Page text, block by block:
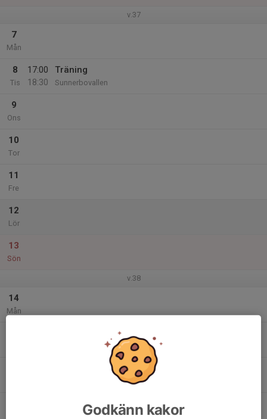
v.37
7
Mån
8
Tis
17:00
18:30
Träning
Sunnerbovallen
9
Ons
10
Tor
11
Fre
12
Lör
13
Sön
v.38
14
Mån
Sunnerbovallen
Godkänn kakor